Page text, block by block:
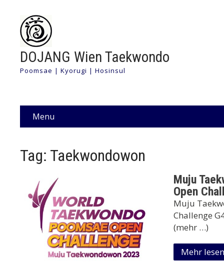
DOJANG Wien Taekwondo
Poomsae | Kyorugi | Hosinsul
Menu
Tag: Taekwondowon
Muju
Open
Muju
Challenge
(mehr …)
Mehr lesen